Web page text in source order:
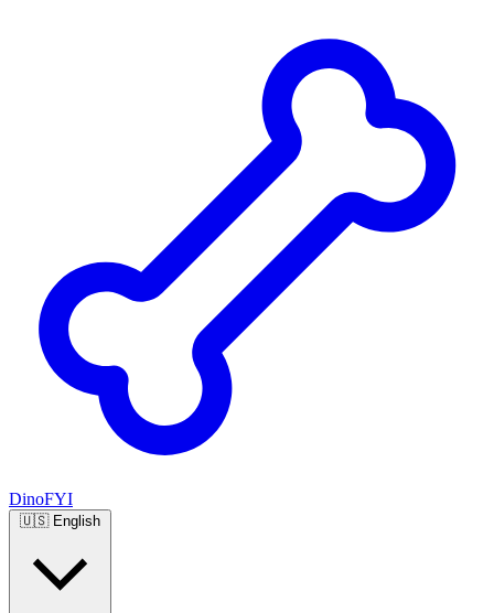
DinoFYI
🇺🇸 English